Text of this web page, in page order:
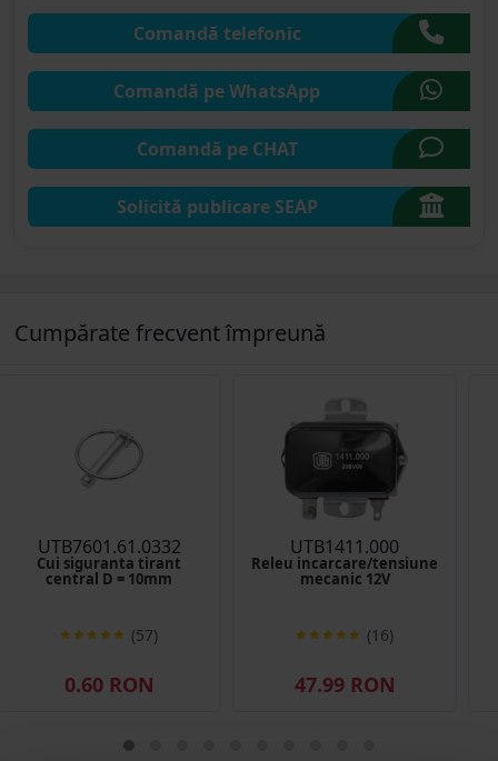
Comandă telefonic
Comandă pe WhatsApp
Comandă pe CHAT
Solicită publicare SEAP
Cumpărate frecvent împreună
UTB7601.61.0332
Cui siguranta tirant
central D = 10mm
(57)
0.60 RON
UTB1411.000
Releu incarcare/tensiune
mecanic 12V
(16)
47.99 RON